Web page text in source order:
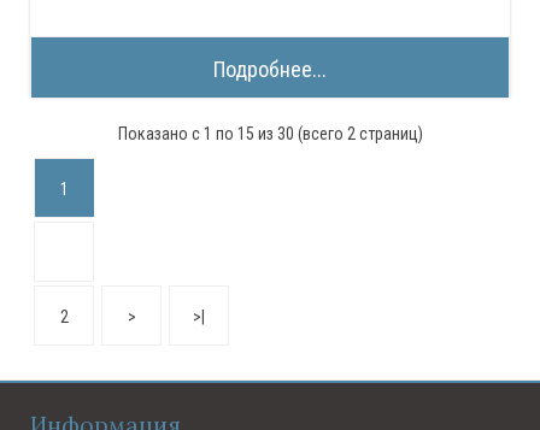
Подробнее...
Показано с 1 по 15 из 30 (всего 2 страниц)
1
2 > >|